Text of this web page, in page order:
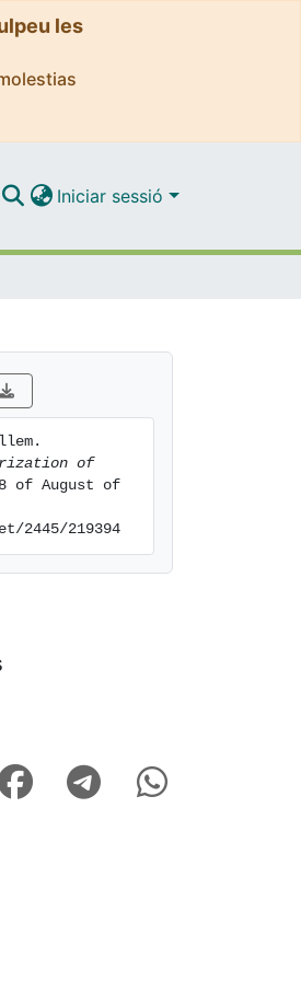
les
Iniciar sessió
of
of August of
2445/219394